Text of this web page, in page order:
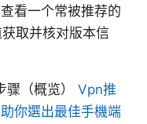
看一个常被推荐的
取并核对版本信
（概览） Vpn推
你選出最佳手機端